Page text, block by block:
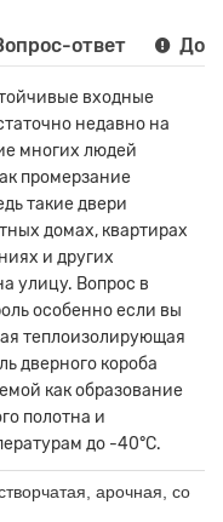
ответ
входные
недавно на
многих людей
промерзание
такие двери
домах, квартирах
и других
улицу. Вопрос в
особенно если вы
теплоизолирующая
дверного короба
как образование
полотна и
до -40°С.
арочная, со